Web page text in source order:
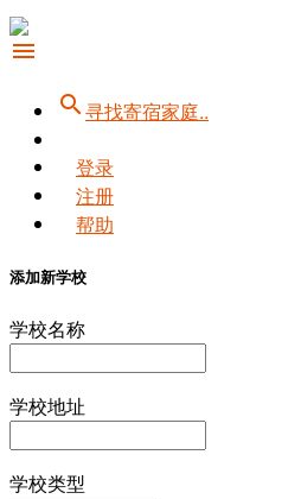
menu
search寻找寄宿家庭..
登录
注册
帮助
添加新学校
学校名称
学校地址
学校类型